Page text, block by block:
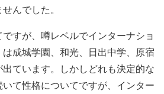
んでした。
すが、噂レベルでインターナショ
成城学園、和光、日出中学、原宿
ています。しかしどれも決定的な
て性格についてですが、インター